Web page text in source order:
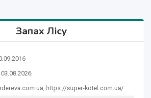
Запах Лісу
https://super-kotel.com.ua/